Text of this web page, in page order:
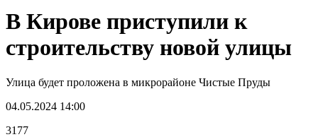
В Кирове приступили к
строительству новой улицы
Улица будет проложена в микрорайоне Чистые Пруды
04.05.2024 14:00
3177